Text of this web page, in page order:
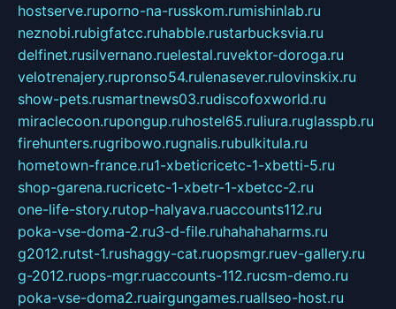
hostserve.ruporno-na-russkom.rumishinlab.ru
neznobi.rubigfatcc.ruhabble.rustarbucksvia.ru
delfinet.rusilvernano.ruelestal.ruvektor-doroga.ru
velotrenajery.rupronso54.rulenasever.rulovinskix.ru
show-pets.rusmartnews03.rudiscofoxworld.ru
miraclecoon.rupongup.ruhostel65.ruliura.ruglasspb.ru
firehunters.rugribowo.rugnalis.rubulkitula.ru
hometown-france.ru1-xbeticricetc-1-xbetti-5.ru
shop-garena.rucricetc-1-xbetr-1-xbetcc-2.ru
one-life-story.rutop-halyava.ruaccounts112.ru
poka-vse-doma-2.ru3-d-file.ruhahahaharms.ru
g2012.rutst-1.rushaggy-cat.ruopsmgr.ruev-gallery.ru
g-2012.ruops-mgr.ruaccounts-112.rucsm-demo.ru
poka-vse-doma2.ruairgungames.ruallseo-host.ru